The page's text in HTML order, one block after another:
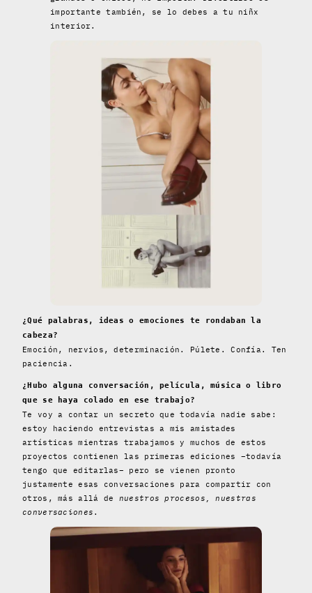
importante también, se lo debes a tu niñx
interior.
¿Qué palabras, ideas o emociones te rondaban la
cabeza?
Emoción, nervios, determinación. Púlete. Confía. Ten
paciencia.
¿Hubo alguna conversación, película, música o libro
que se haya colado en ese trabajo?
Te voy a contar un secreto que todavía nadie sabe:
estoy haciendo entrevistas a mis amistades
artísticas mientras trabajamos y muchos de estos
proyectos contienen las primeras ediciones –todavía
tengo que editarlas– pero se vienen pronto
justamente esas conversaciones para compartir con
otros, más allá de nuestros procesos, nuestras
conversaciones .